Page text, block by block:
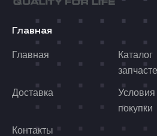
Главная
Главная
Каталог
Доставка
Условия
покупки
Контакты